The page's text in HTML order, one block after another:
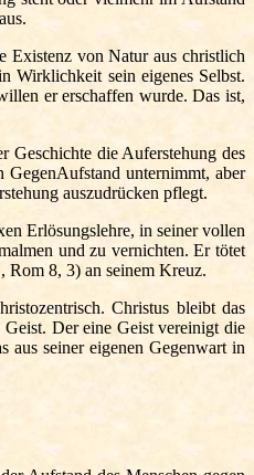
Existenz von Natur aus christlich
Wirklichkeit sein eigenes Selbst.
er erschaffen wurde. Das ist,
die Auferstehung des
GegenAufstand unternimmt, aber
auszudrücken pflegt.
Erlösungslehre, in seiner vollen
und zu vernichten. Er tötet
Rom 8, 3) an seinem Kreuz.
Christus bleibt das
Der eine Geist vereinigt die
seiner eigenen Gegenwart in